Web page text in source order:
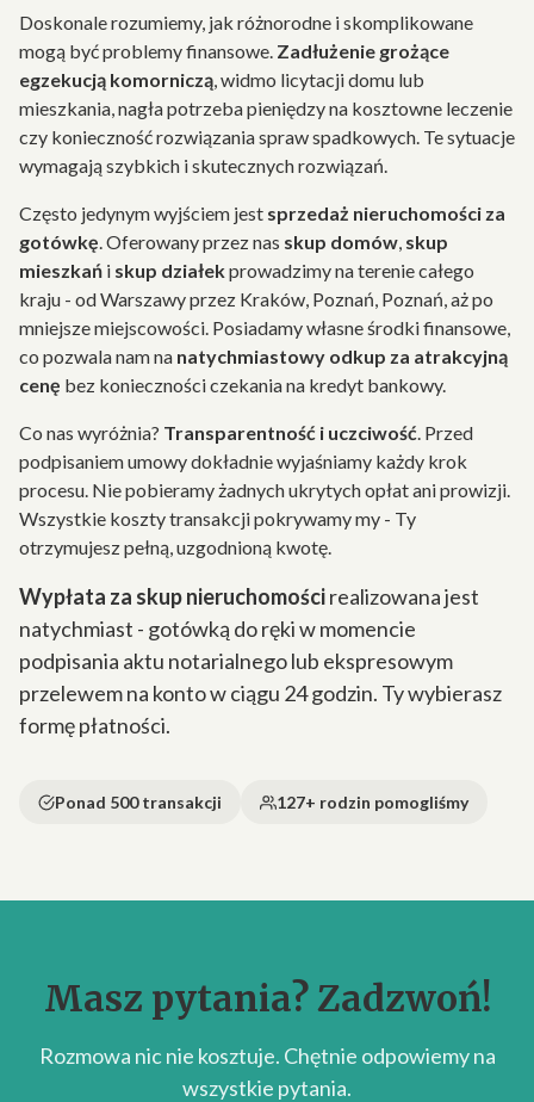
Doskonale rozumiemy, jak różnorodne i skomplikowane
mogą być problemy finansowe. Zadłużenie grożące
egzekucją komorniczą, widmo licytacji domu lub
mieszkania, nagła potrzeba pieniędzy na kosztowne leczenie
czy konieczność rozwiązania spraw spadkowych. Te sytuacje
wymagają szybkich i skutecznych rozwiązań.
Często jedynym wyjściem jest sprzedaż nieruchomości za
gotówkę. Oferowany przez nas skup domów, skup
mieszkań i skup działekprowadzimy na terenie całego
kraju - od Warszawy przez Kraków, Poznań, Poznań, aż po
mniejsze miejscowości. Posiadamy własne środki finansowe,
co pozwala nam na natychmiastowy odkup za atrakcyjną
cenę bez konieczności czekania na kredyt bankowy.
Co nas wyróżnia? Transparentność i uczciwość. Przed
podpisaniem umowy dokładnie wyjaśniamy każdy krok
procesu. Nie pobieramy żadnych ukrytych opłat ani prowizji.
Wszystkie koszty transakcji pokrywamy my - Ty
otrzymujesz pełną, uzgodnioną kwotę.
Wypłata za skup nieruchomościrealizowana jest
natychmiast - gotówką do ręki w momencie
podpisania aktu notarialnego lub ekspresowym
przelewem na konto w ciągu 24 godzin. Ty wybierasz
formę płatności.
Ponad 500 transakcji 127+ rodzin pomogliśmy
Masz pytania? Zadzwoń!
Rozmowa nic nie kosztuje. Chętnie odpowiemy na
wszystkie pytania.